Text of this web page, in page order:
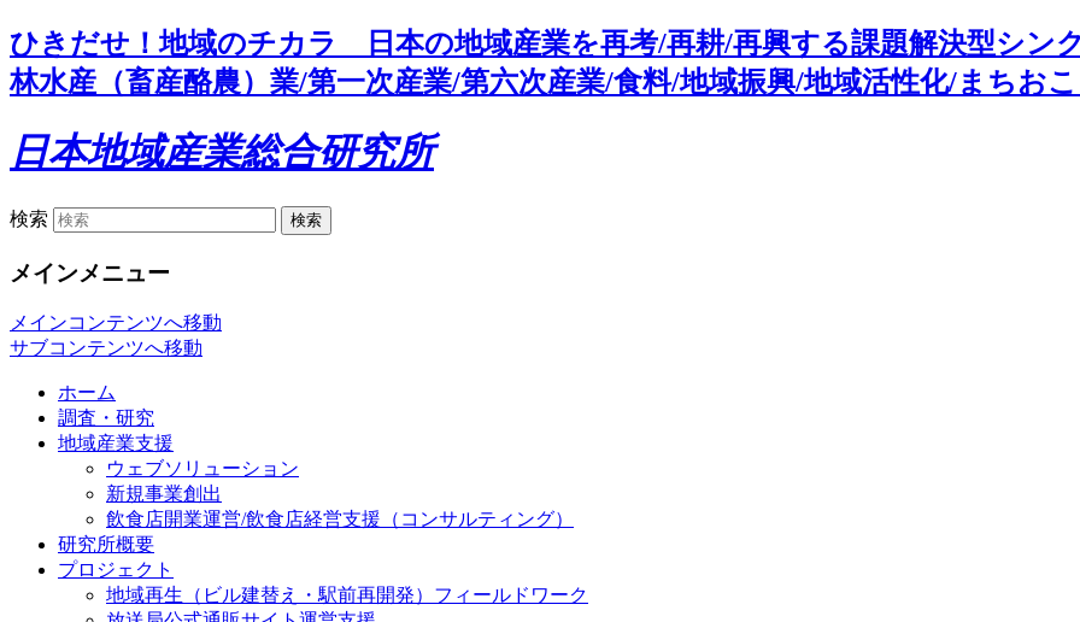
ひきだせ！地域のチカラ 日本の地域産業を再考/再耕/再興する課題解決型シ
林水産（畜産酪農）業/第一次産業/第六次産業/食料/地域振興/地域活性化/まちお
日本地域産業総合研究所
検索
メインメニュー
メインコンテンツへ移動
サブコンテンツへ移動
ホーム
調査・研究
地域産業支援
ウェブソリューション
新規事業創出
飲食店開業運営/飲食店経営支援（コンサルティング）
研究所概要
プロジェクト
地域再生（ビル建替え・駅前再開発）フィールドワーク